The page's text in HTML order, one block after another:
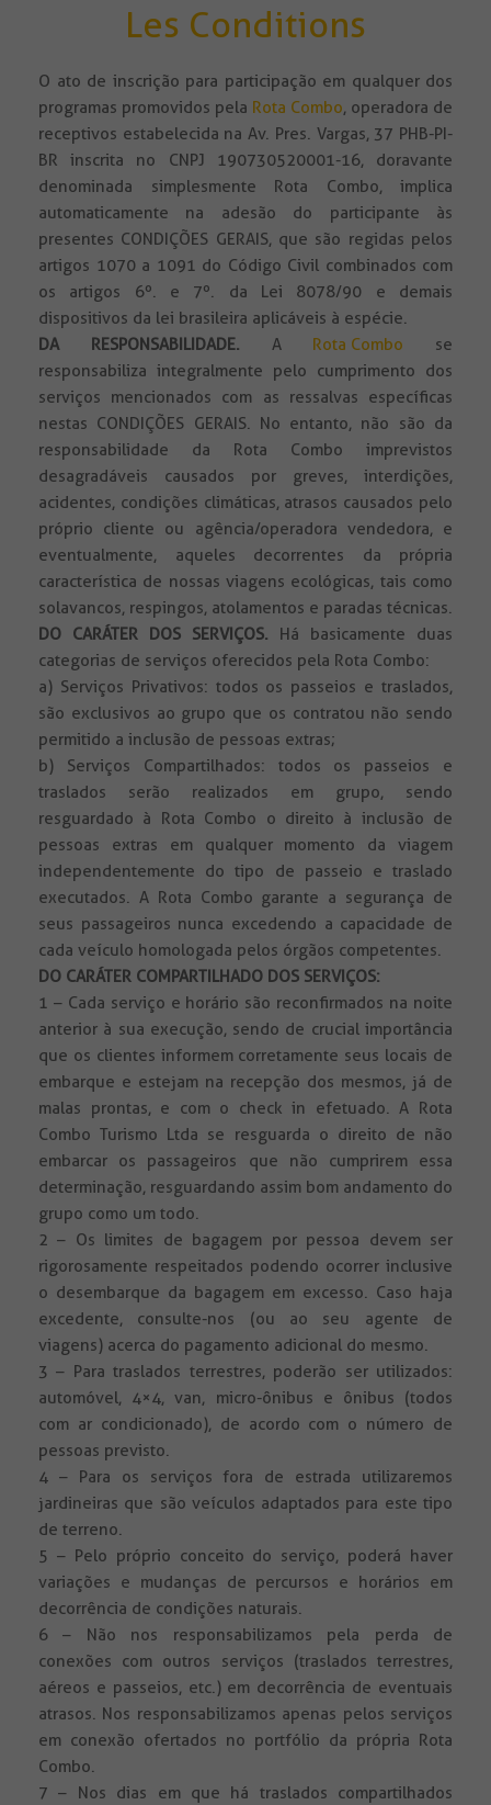
Les Conditions
O ato de inscrição para participação em qualquer dos
programas promovidos pela Rota Combo, operadora de
receptivos estabelecida na Av. Pres. Vargas, 37 PHB-PI-
BR inscrita no CNPJ 190730520001-16, doravante
denominada simplesmente Rota Combo, implica
automaticamente na adesão do participante às
presentes CONDIÇÕES GERAIS, que são regidas pelos
artigos 1070 a 1091 do Código Civil combinados com
os artigos 6º. e 7º. da Lei 8078/90 e demais
dispositivos da lei brasileira aplicáveis à espécie.
DA RESPONSABILIDADE. A Rota Combo se
responsabiliza integralmente pelo cumprimento dos
serviços mencionados com as ressalvas específicas
nestas CONDIÇÕES GERAIS. No entanto, não são da
responsabilidade da Rota Combo imprevistos
desagradáveis causados por greves, interdições,
acidentes, condições climáticas, atrasos causados pelo
próprio cliente ou agência/operadora vendedora, e
eventualmente, aqueles decorrentes da própria
característica de nossas viagens ecológicas, tais como
solavancos, respingos, atolamentos e paradas técnicas.
DO CARÁTER DOS SERVIÇOS. Há basicamente duas
categorias de serviços oferecidos pela Rota Combo:
a) Serviços Privativos: todos os passeios e traslados,
são exclusivos ao grupo que os contratou não sendo
permitido a inclusão de pessoas extras;
b) Serviços Compartilhados: todos os passeios e
traslados serão realizados em grupo, sendo
resguardado à Rota Combo o direito à inclusão de
pessoas extras em qualquer momento da viagem
independentemente do tipo de passeio e traslado
executados. A Rota Combo garante a segurança de
seus passageiros nunca excedendo a capacidade de
cada veículo homologada pelos órgãos competentes.
DO CARÁTER COMPARTILHADO DOS SERVIÇOS:
1 – Cada serviço e horário são reconfirmados na noite
anterior à sua execução, sendo de crucial importância
que os clientes informem corretamente seus locais de
embarque e estejam na recepção dos mesmos, já de
malas prontas, e com o check in efetuado. A Rota
Combo Turismo Ltda se resguarda o direito de não
embarcar os passageiros que não cumprirem essa
determinação, resguardando assim bom andamento do
grupo como um todo.
2 – Os limites de bagagem por pessoa devem ser
rigorosamente respeitados podendo ocorrer inclusive
o desembarque da bagagem em excesso. Caso haja
excedente, consulte-nos (ou ao seu agente de
viagens) acerca do pagamento adicional do mesmo.
3 – Para traslados terrestres, poderão ser utilizados:
automóvel, 4×4, van, micro-ônibus e ônibus (todos
com ar condicionado), de acordo com o número de
pessoas previsto.
4 – Para os serviços fora de estrada utilizaremos
jardineiras que são veículos adaptados para este tipo
de terreno.
5 – Pelo próprio conceito do serviço, poderá haver
variações e mudanças de percursos e horários em
decorrência de condições naturais.
6 – Não nos responsabilizamos pela perda de
conexões com outros serviços (traslados terrestres,
aéreos e passeios, etc.) em decorrência de eventuais
atrasos. Nos responsabilizamos apenas pelos serviços
em conexão ofertados no portfólio da própria Rota
Combo.
7 – Nos dias em que há traslados compartilhados